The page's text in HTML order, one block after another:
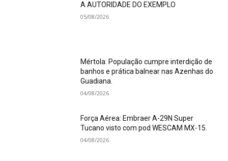
A AUTORIDADE DO EXEMPLO
05/08/2026
Mértola: População cumpre interdição de
banhos e prática balnear nas Azenhas do
Guadiana.
04/08/2026
Força Aérea: Embraer A-29N Super
Tucano visto com pod WESCAM MX-15.
04/08/2026